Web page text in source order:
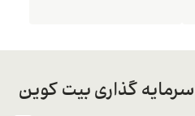
سرمایه گذاری بیت کوین